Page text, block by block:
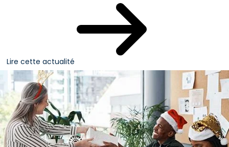
Lire cette actualité